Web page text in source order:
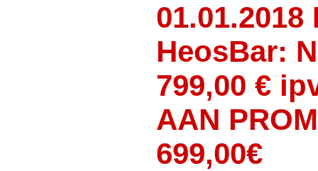
01.01.2018
HeosBar:
799,00 €
AAN
699,00€